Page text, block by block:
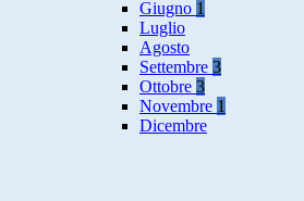
Giugno 1
Luglio
Agosto
Settembre 3
Ottobre 3
Novembre 1
Dicembre